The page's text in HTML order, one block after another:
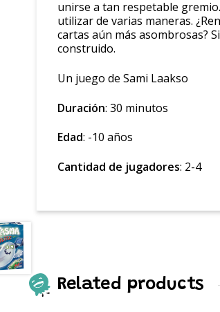
unirse a tan respetable gremio.
utilizar de varias maneras.
cartas aún más asombrosas?
construido.
Un juego de Sami Laakso
Duración: 30 minutos
Edad: -10 años
Cantidad de jugadores: 2-4
Related products